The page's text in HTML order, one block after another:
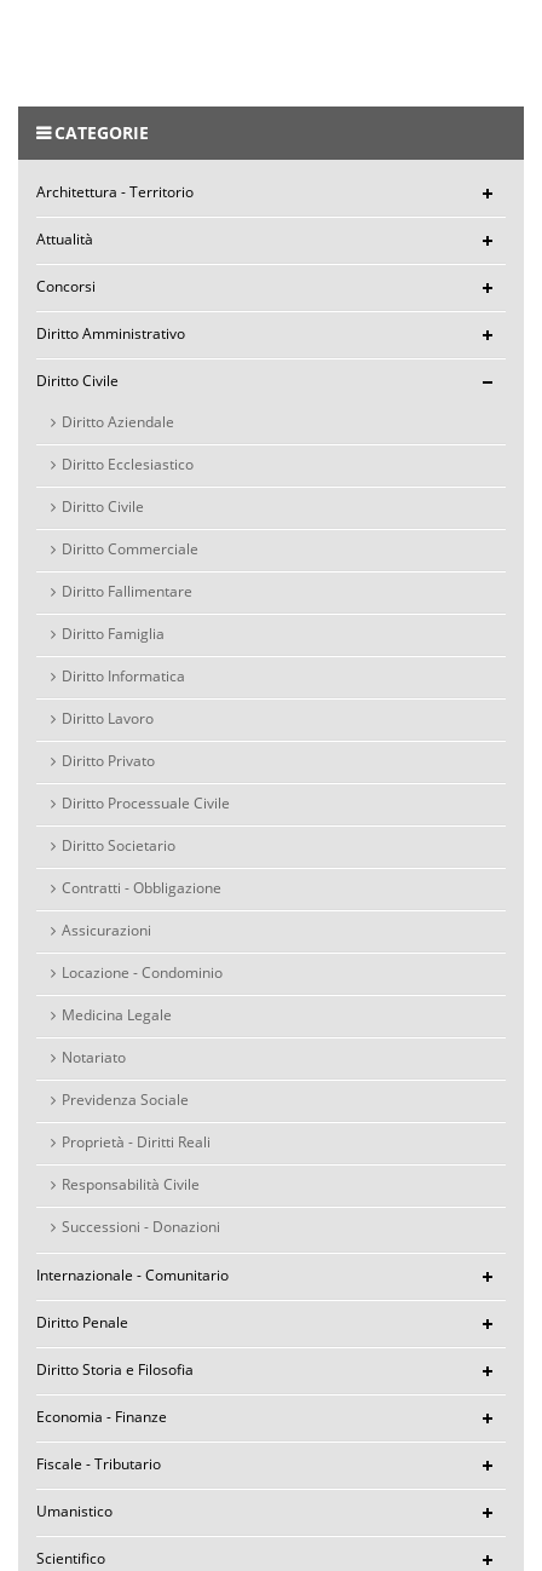
CATEGORIE
Architettura - Territorio
Attualità
Concorsi
Diritto Amministrativo
Diritto Civile
Diritto Aziendale
Diritto Ecclesiastico
Diritto Civile
Diritto Commerciale
Diritto Fallimentare
Diritto Famiglia
Diritto Informatica
Diritto Lavoro
Diritto Privato
Diritto Processuale Civile
Diritto Societario
Contratti - Obbligazione
Assicurazioni
Locazione - Condominio
Medicina Legale
Notariato
Previdenza Sociale
Proprietà - Diritti Reali
Responsabilità Civile
Successioni - Donazioni
Internazionale - Comunitario
Diritto Penale
Diritto Storia e Filosofia
Economia - Finanze
Fiscale - Tributario
Umanistico
Scientifico